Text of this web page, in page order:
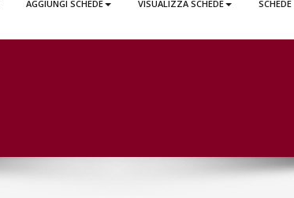
AGGIUNGI SCHEDE VISUALIZZA SCHEDE